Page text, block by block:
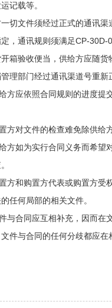
记载等。
切文件须经过正式的通讯
，通讯规则须满足CP-30D-
箱验收便当，供给方应随
理部门经过通讯渠道号重新
方应依照合同规则的进度提
方对文件的检查难免除供给
方如为实行合同义务而希望
方和购置方代表或购置方受
任何局部的相关文件。
与合同应互相补充，因而在
件与合同的任何分歧都应在